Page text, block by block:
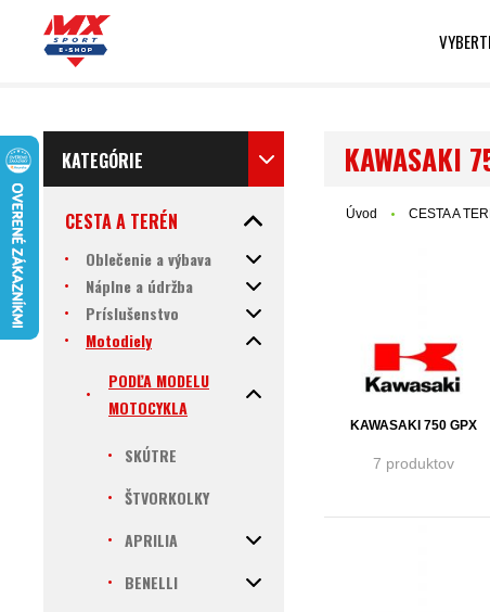
KATEGÓRIE
CESTA A TERÉN
Oblečenie a výbava
Náplne a údržba
Príslušenstvo
Motodiely
PODĽA MODELU
MOTOCYKLA
SKÚTRE
ŠTVORKOLKY
APRILIA
BENELLI
KAWASAKI
Úvod CESTA A
KAWASAKI 750 GPX
7 produktov